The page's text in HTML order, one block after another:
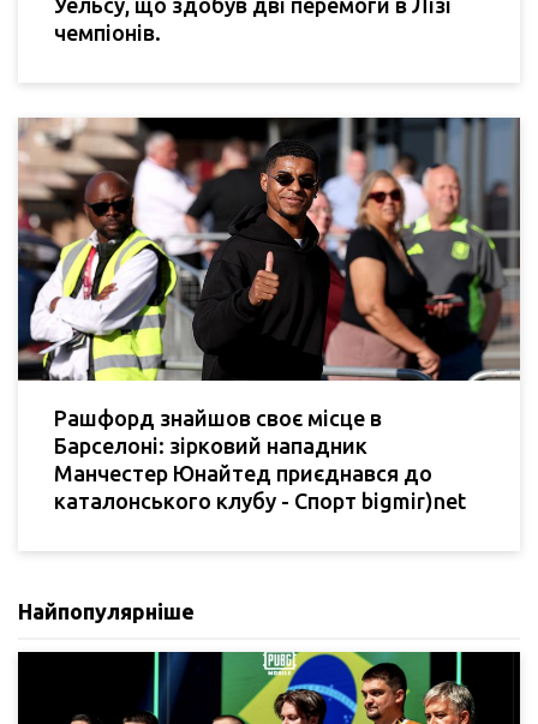
чемпіонів.
Рашфорд знайшов своє місце в
Барселоні: зірковий нападник
Манчестер Юнайтед приєднався до
каталонського клубу - Спорт bigmir)net
Найпопулярніше